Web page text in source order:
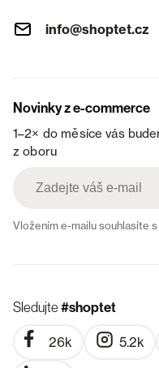
info@shoptet.cz
Novinky z e-commerce
1–2× do měsíce vás
z oboru
Vložením e-mailu souhlasíte s
Sledujte#shoptet
26k 5.2k